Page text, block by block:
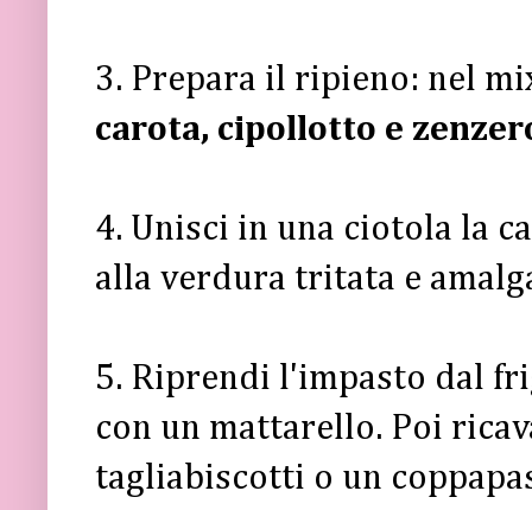
3. Prepara il ripieno: nel
carota, cipollotto e
4. Unisci in una ciotola la
alla verdura tritata e
5. Riprendi l'impasto dal
con un mattarello. Poi
tagliabiscotti o un